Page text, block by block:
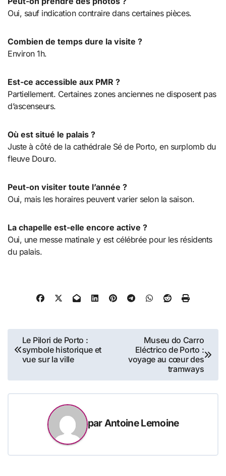
Oui, sauf indication contraire dans certaines pièces.
Combien de temps dure la visite ?
Environ 1h.
Est-ce accessible aux PMR ?
Partiellement. Certaines zones anciennes ne disposent pas
d’ascenseurs.
Où est situé le palais ?
Juste à côté de la cathédrale Sé de Porto, en surplomb du
fleuve Douro.
Peut-on visiter toute l’année ?
Oui, mais les horaires peuvent varier selon la saison.
La chapelle est-elle encore active ?
Oui, une messe matinale y est célébrée pour les résidents
du palais.
Navigation
de
Le Pilori de Porto :
symbole historique et
vue sur la ville
Museu do Carro
Eléctrico de Porto :
voyage au cœur des
tramways
par Antoine Lemoine